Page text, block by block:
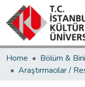
Home
Bölüm &
Araştırmacılar /